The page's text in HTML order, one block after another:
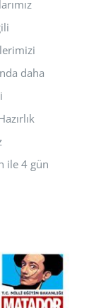
daha
ile 4 gün